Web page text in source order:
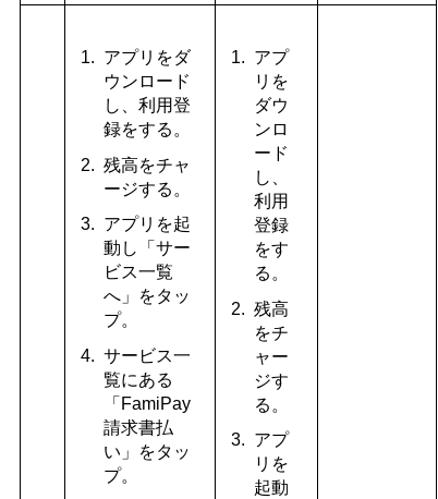
アプリをダ
ウンロード
し、利用登
録をする。
残高をチャ
ージする。
アプリを起
動し「サー
ビス一覧
へ」をタッ
プ。
サービス一
覧にある
「FamiPay
請求書払
い」をタッ
プ。
アプ
リを
ダウ
ンロ
ード
し、
利用
登録
をす
る。
残高
をチ
ャー
ジす
る。
アプ
リを
起動